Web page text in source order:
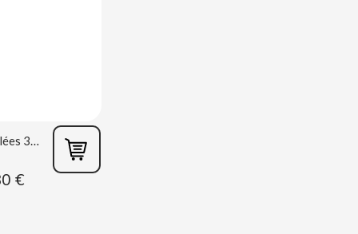
Pistaches Grillées 30g La Baturrica
€